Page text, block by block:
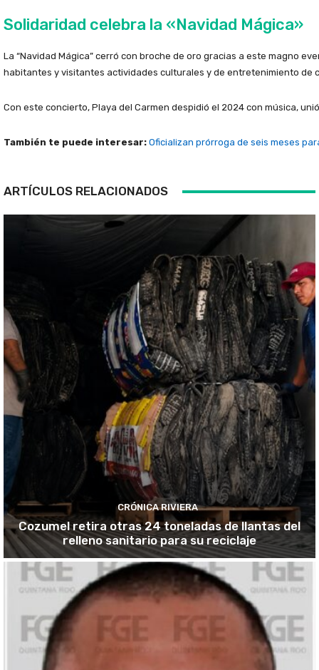
Solidaridad celebra la «Navidad Mágica»
La “Navidad Mágica” cerró con broche de oro gracias a este magno
habitantes y visitantes actividades culturales y de entretenimiento de
Con este concierto, Playa del Carmen despidió el 2024 con música,
También te puede interesar: Oficializan prórroga de seis meses
ARTÍCULOS RELACIONADOS
CRÓNICA RIVIERA
Cozumel retira otras 24 toneladas de llantas del
relleno sanitario para su reciclaje